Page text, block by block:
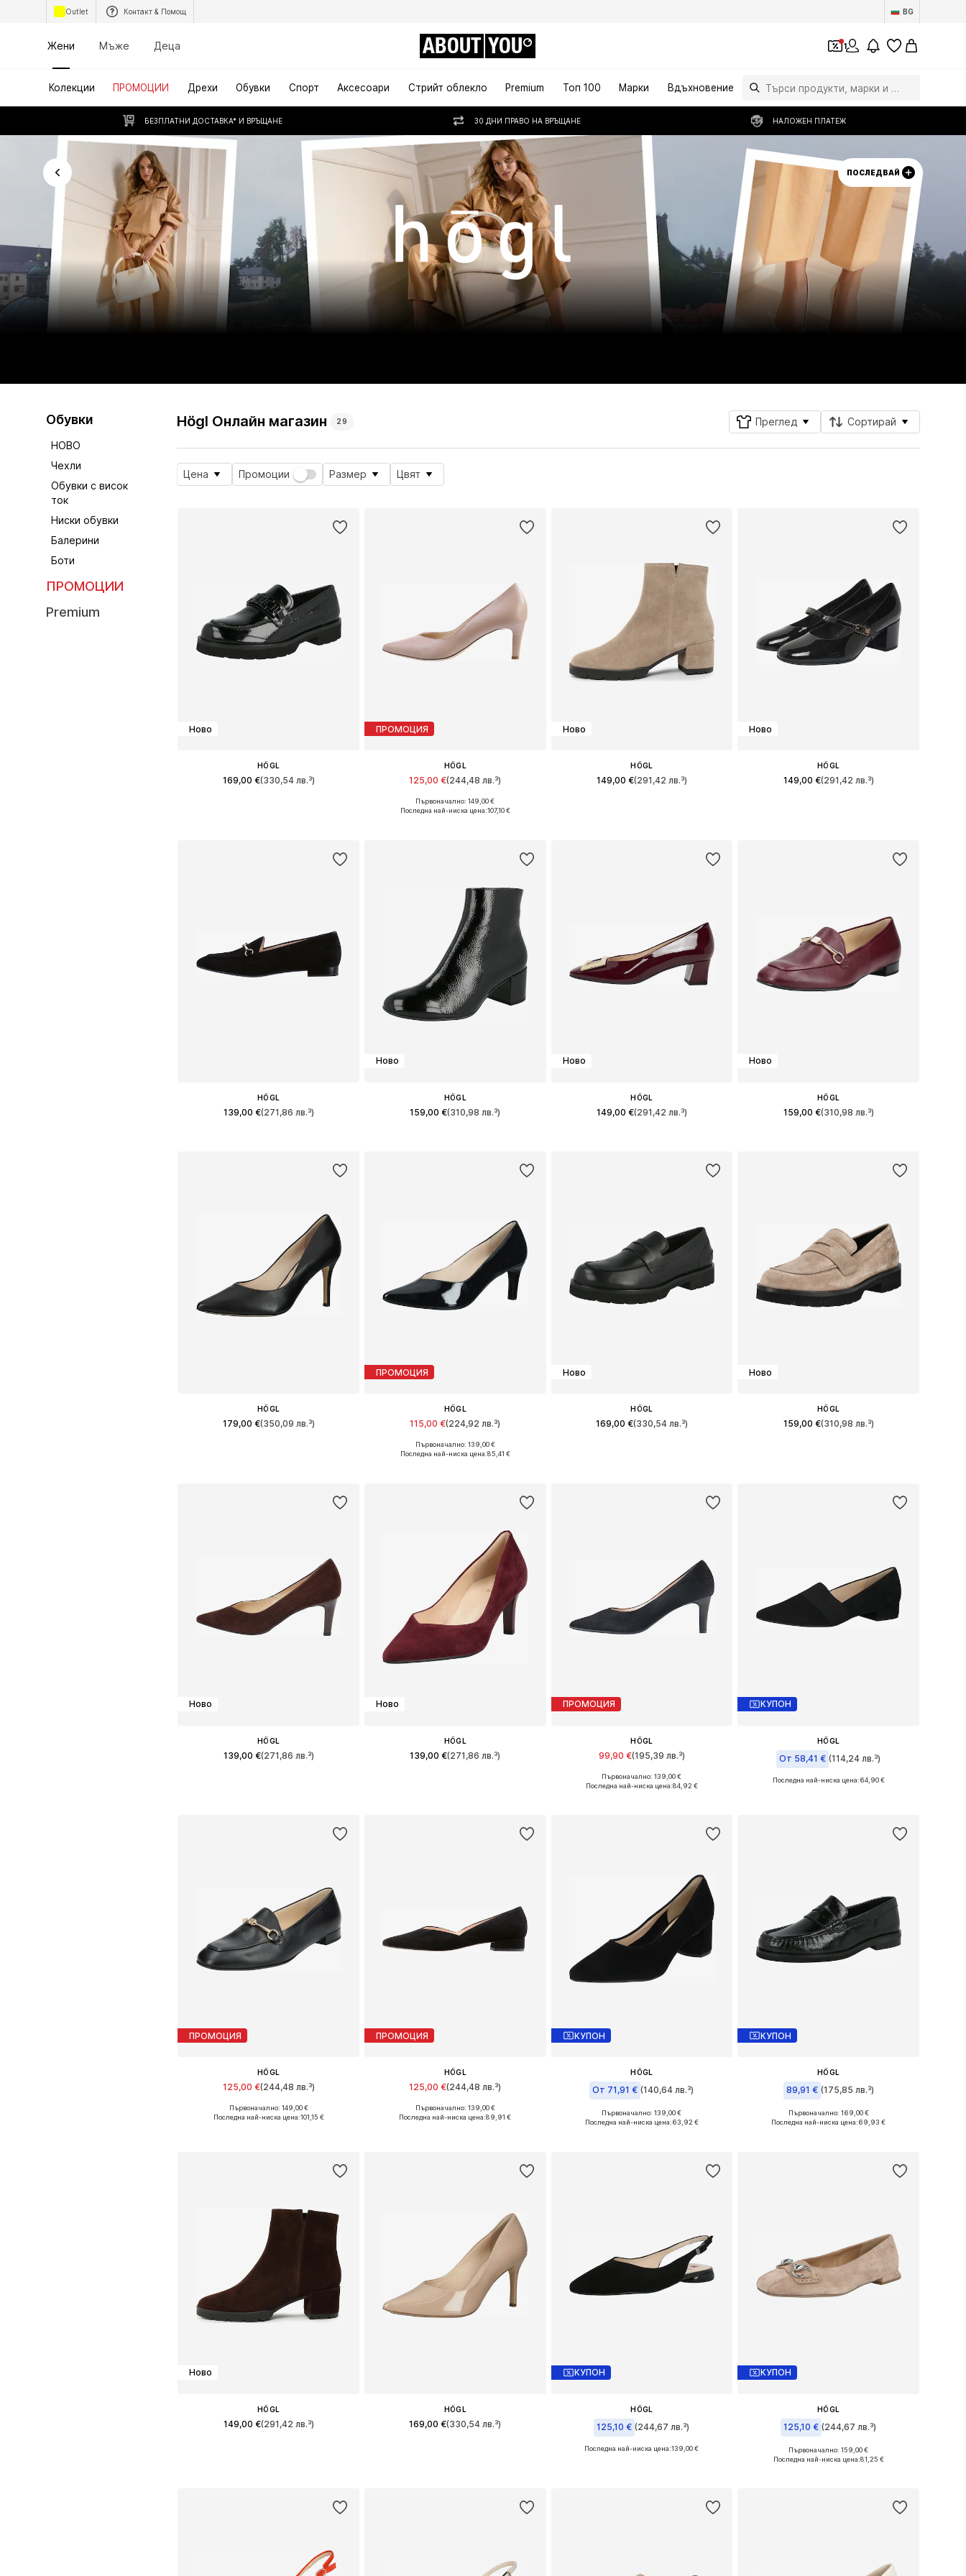
Outlet Контакт & Помощ BG
Жени Мъже Деца ABOUT YOU 1
Колекции ПРОМОЦИИ Дрехи Обувки Спорт Аксесоари Стрийт облекло Premium Топ 100 Марки Вдъхновение
БЕЗПЛАТНИ ДОСТАВКА* И ВРЪЩАНЕ 30 ДНИ ПРАВО НА ВРЪЩАНЕ НАЛОЖЕН ПЛАТЕЖ
ПОСЛЕДВАЙ
Обувки
НОВО
Чехли
Обувки с висок
ток
Ниски обувки
Балерини
Боти
ПРОМОЦИИ
Premium
Högl Онлайн магазин 29 Преглед Сортирай
Цена Промоции Размер Цвят
Ново
HÖGL
169,00 €(330,54 лв.³)
ПРОМОЦИЯ
HÖGL
125,00 €(244,48 лв.³)
Предлага се в много размери
Първоначално: 149,00 €
Последна най-ниска цена:107,10 €
Ново
HÖGL
149,00 €(291,42 лв.³)
Ново
HÖGL
149,00 €(291,42 лв.³)
HÖGL
139,00 €(271,86 лв.³)
Ново
HÖGL
159,00 €(310,98 лв.³)
Ново
HÖGL
149,00 €(291,42 лв.³)
Ново
HÖGL
159,00 €(310,98 лв.³)
HÖGL
179,00 €(350,09 лв.³)
ПРОМОЦИЯ
HÖGL
115,00 €(224,92 лв.³)
Предлага се в много размери
Първоначално: 139,00 €
Последна най-ниска цена:85,41 €
Ново
HÖGL
169,00 €(330,54 лв.³)
Ново
HÖGL
159,00 €(310,98 лв.³)
Ново
HÖGL
139,00 €(271,86 лв.³)
Ново
HÖGL
139,00 €(271,86 лв.³)
ПРОМОЦИЯ
HÖGL
99,90 €(195,39 лв.³)
Налични размери: 36, 37, 38, 39, 40, 42
Първоначално: 139,00 €
Последна най-ниска цена:84,92 €
КУПОН
HÖGL
От 58,41 € (114,24 лв.³)
Налични размери: 36, 37, 38, 39
Последна най-ниска цена:64,90 €
ПРОМОЦИЯ
HÖGL
125,00 €(244,48 лв.³)
Налични размери: 36, 37, 38, 39, 41
Първоначално: 149,00 €
Последна най-ниска цена:101,15 €
ПРОМОЦИЯ
HÖGL
125,00 €(244,48 лв.³)
Налични размери: 36, 37, 38, 39, 41
Първоначално: 139,00 €
Последна най-ниска цена:89,91 €
КУПОН
HÖGL
От 71,91 € (140,64 лв.³)
Налични размери: 36, 38, 39, 42
Първоначално: 139,00 €
Последна най-ниска цена:63,92 €
КУПОН
HÖGL
89,91 € (175,85 лв.³)
Налични размери: 36, 37, 38
Първоначално: 169,00 €
Последна най-ниска цена:69,93 €
Ново
HÖGL
149,00 €(291,42 лв.³)
HÖGL
169,00 €(330,54 лв.³)
КУПОН
HÖGL
125,10 € (244,67 лв.³)
Налични размери: 36, 38, 41
Последна най-ниска цена:139,00 €
КУПОН
HÖGL
125,10 € (244,67 лв.³)
Налични размери: 36
Първоначално: 159,00 €
Последна най-ниска цена:81,25 €